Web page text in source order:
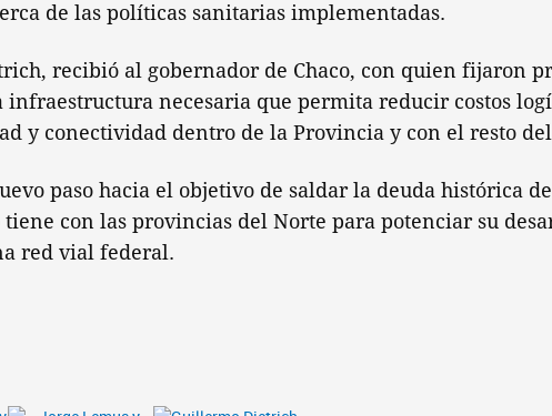
de las políticas sanitarias implementadas.
recibió al gobernador de Chaco, con quien fijaron
infraestructura necesaria que permita reducir costos
y conectividad dentro de la Provincia y con el resto
paso hacia el objetivo de saldar la deuda histórica
tiene con las provincias del Norte para potenciar su
red vial federal.